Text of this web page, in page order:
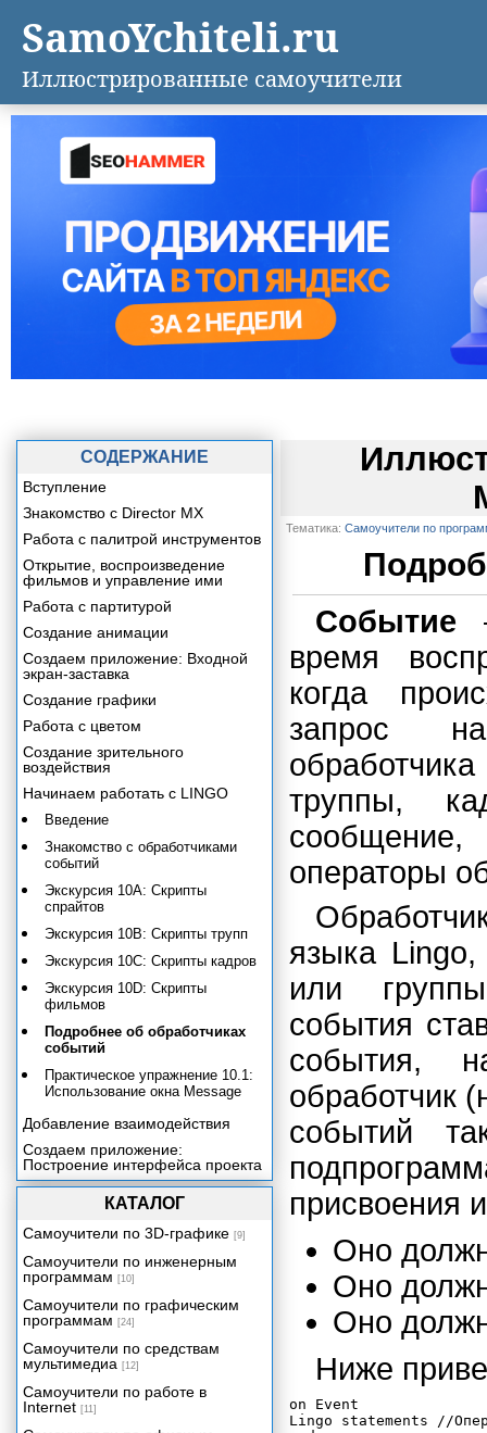
Тематика: Самоучители по
Событие
время
когда
запрос на
труппы,
операторы
языка
или
события
события,
обработчик
событий
присвоения
Оно
Оно
Оно
Ниже
on Event
Lingo statements //
СОДЕРЖАНИЕ
Вступление
Знакомство с Director MX
Работа с палитрой инструментов
Открытие, воспроизведение
фильмов и управление ими
Работа с партитурой
Создание анимации
Создаем приложение: Входной
экран-заставка
Создание графики
Работа с цветом
Создание зрительного
воздействия
Начинаем работать с LINGO
Введение
Знакомство с обработчиками
событий
Экскурсия 10А: Скрипты
спрайтов
Экскурсия 10В: Скрипты трупп
Экскурсия 10С: Скрипты кадров
Экскурсия 10D: Скрипты
фильмов
Подробнее об обработчиках
событий
Практическое упражнение 10.1:
Использование окна Message
Добавление взаимодействия
Создаем приложение:
Построение интерфейса проекта
Создаем приложение:
Добавление функциональных
Работа с текстом
Создаем приложение:
Построение файла Help
Включение звука в ваше
приложение
Создаем приложение:
Добавление контента со
сведениями о продукции
Включение цифрового видео в
ваше приложение
КАТАЛОГ
Самоучители по 3D-графике [9]
Самоучители по инженерным
программам [10]
Самоучители по графическим
программам [24]
Самоучители по средствам
мультимедиа [12]
Самоучители по работе в
Internet [11]
SamoYchiteli.ru
Иллюстрированные самоучители